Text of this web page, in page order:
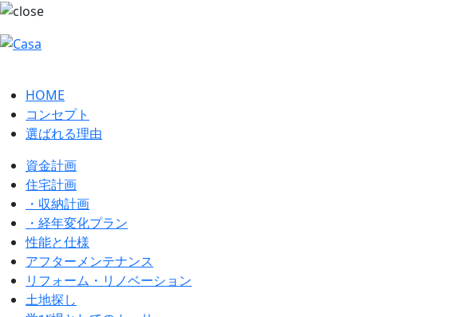
HOME
コンセプト
選ばれる理由
資金計画
住宅計画
・収納計画
・経年変化プラン
性能と仕様
アフターメンテナンス
リフォーム・リノベーション
土地探し